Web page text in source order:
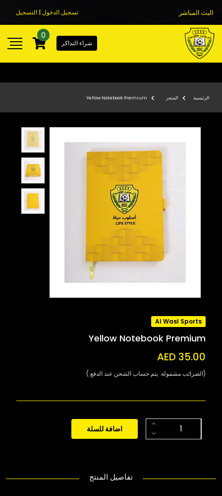
البث المباشر تسجيل الدخول | التسجيل
شراء التذاكر
0
الرئيسية المتجر Yellow Notebook Premium
Al Wasl Sports
Yellow Notebook Premium
AED 35.00
(الضرائب مشمولة. يتم حساب الشحن عند الدفع.)
اضافة للسلة
تفاصيل المنتج